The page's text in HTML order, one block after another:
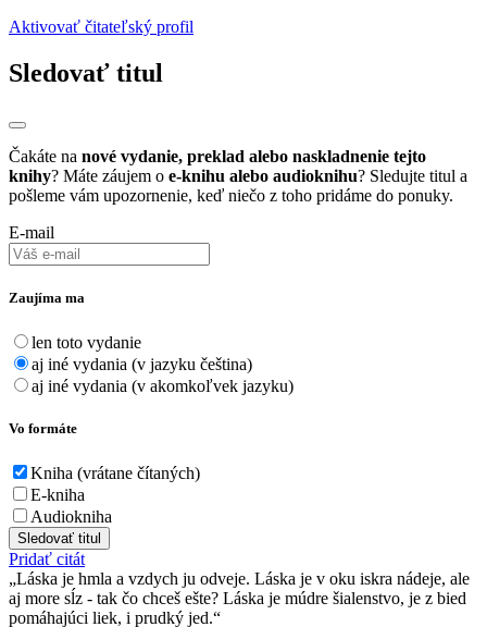
Aktivovať čitateľský profil
Sledovať titul
Čakáte na nové vydanie, preklad alebo naskladnenie tejto
knihy? Máte záujem o e-knihu alebo audioknihu? Sledujte titul a
pošleme vám upozornenie, keď niečo z toho pridáme do ponuky.
E-mail
Zaujíma ma
len toto vydanie
aj iné vydania (v jazyku čeština)
aj iné vydania (v akomkoľvek jazyku)
Vo formáte
Kniha (vrátane čítaných)
E-kniha
Audiokniha
Sledovať titul
Pridať citát
Láska je hmla a vzdych ju odveje. Láska je v oku iskra nádeje, ale
aj more sĺz - tak čo chceš ešte? Láska je múdre šialenstvo, je z bied
pomáhajúci liek, i prudký jed.